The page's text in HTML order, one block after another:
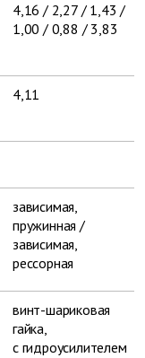
4,16 / 2,27 / 1,43 /
1,00 / 0,88 / 3,83
4,11
зависимая,
пружинная /
зависимая,
рессорная
винт-шариковая
гайка,
с гидроусилителем